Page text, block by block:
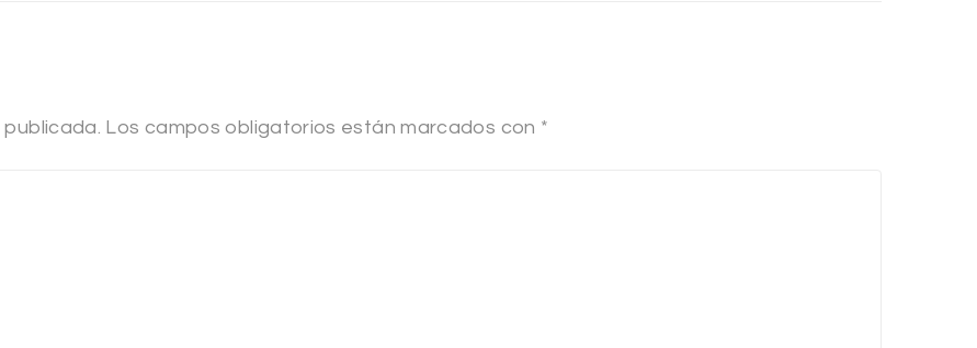
Los campos obligatorios están marcados con *